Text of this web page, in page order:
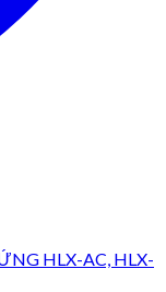
HLX-AC, HLX-